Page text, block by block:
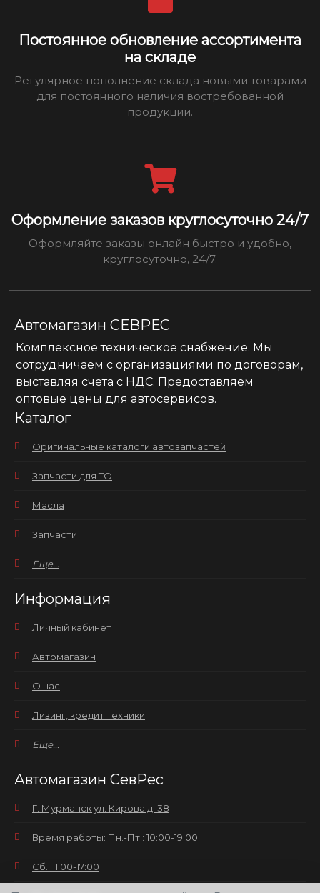
Постоянное обновление ассортимента
на складе
Регулярное пополнение склада новыми товарами
для постоянного наличия востребованной
продукции.
Оформление заказов круглосуточно 24/7
Оформляйте заказы онлайн быстро и удобно,
круглосуточно, 24/7.
Автомагазин СЕВРЕС
Комплексное техническое снабжение. Мы
сотрудничаем с организациями по договорам,
выставляя счета с НДС. Предоставляем
оптовые цены для автосервисов.
Каталог
Оригинальные каталоги автозапчастей
Запчасти для ТО
Масла
Запчасти
Еще...
Информация
Личный кабинет
Автомагазин
О нас
Лизинг, кредит техники
Еще...
Автомагазин СевРес
Г. Мурманск ул. Кирова д. 38
Время работы: Пн.-Пт.: 10:00-19:00
Сб.: 11:00-17:00